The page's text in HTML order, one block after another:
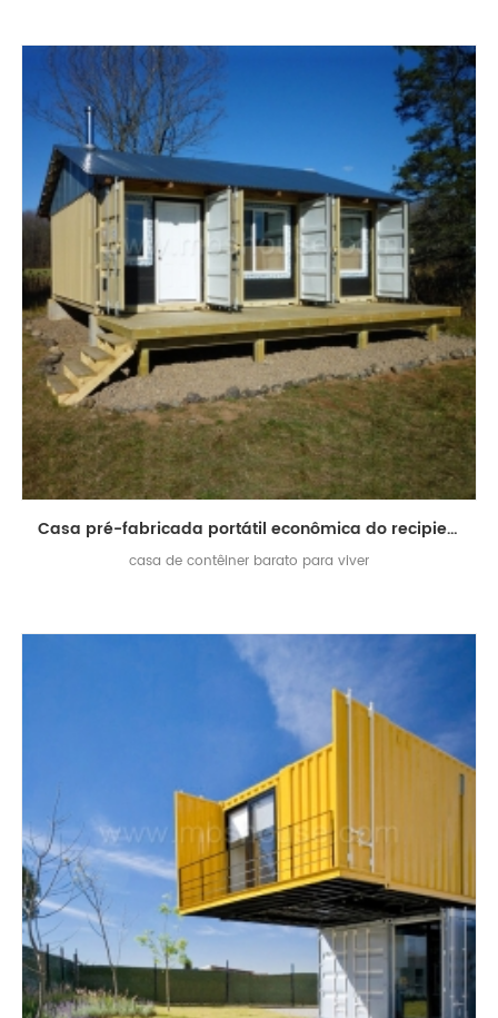
Casa pré-fabricada portátil econômica do recipiente de transporte de 20ft for sale
casa de contêiner barato para viver